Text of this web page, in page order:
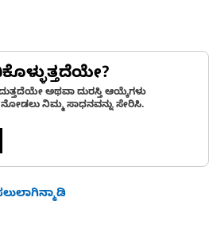
ಅಥವಾ ದುರಸ್ತಿ ಆಯ್ಕೆಗಳು
ನಿಮ್ಮ ಸಾಧನವನ್ನು ಸೇರಿಸಿ.